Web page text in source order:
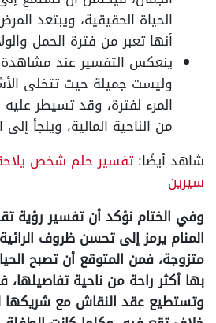
الحياة الحقيقية، ويبتعد
أنها تعبر من فترة الحمل
ينعكس التفسير عند
وليست جميلة حيث تتخلى
المرء لفترة، وقد تسيطر
من الناحية المالية، ويلجأ إلى
شاهد أيضًا:تفسير حلم شخص
سيرين
وفي الختام نؤكد أن تفسير رؤية
المنام يرمز إلى تحسن ظروف
متزوجة، فمن المتوقع أن تصبح
بها أكثر راحة من ناحية تفاصيلها،
وتستطيع عقد النقاش مع